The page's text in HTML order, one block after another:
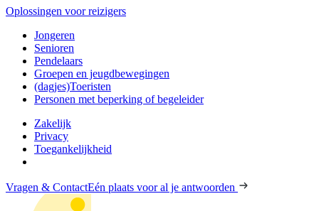
Oplossingen voor reizigers
Jongeren
Senioren
Pendelaars
Groepen en jeugdbewegingen
(dagjes)Toeristen
Personen met beperking of begeleider
Zakelijk
Privacy
Toegankelijkheid
Vragen & ContactEén plaats voor al je antwoorden